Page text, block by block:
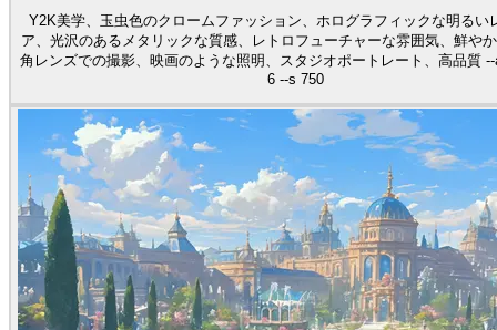
Y2K美学、玉虫色のクロームファッション、ホログラフィックな明るい
ア、光沢のあるメタリックな質感、レトロフューチャーな雰囲気、鮮や
角レンズでの撮影、映画のような照明、スタジオポートレート、高品質
6 --s 750